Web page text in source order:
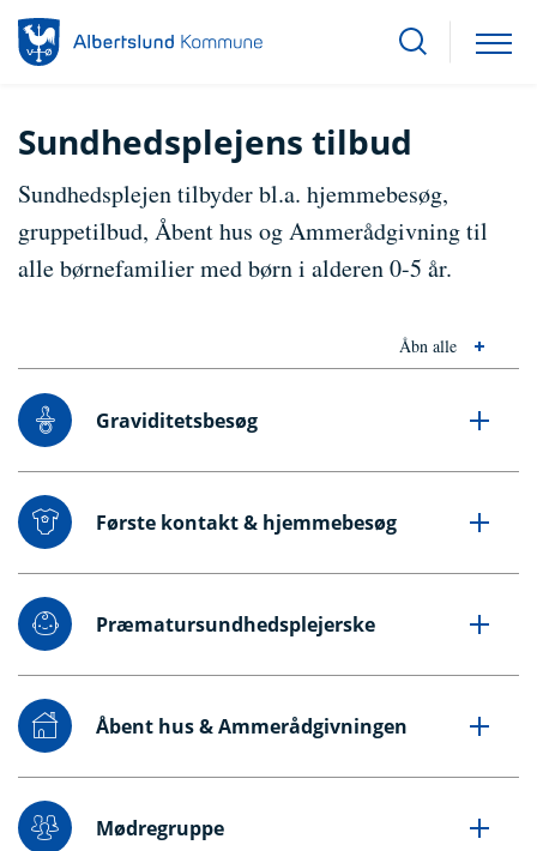
Sundhedsplejens tilbud
Sundhedsplejen tilbyder bl.a. hjemmebesøg,
gruppetilbud, Åbent hus og Ammerådgivning til
alle børnefamilier med børn i alderen 0-5 år.
Åbn alle
Graviditetsbesøg
Første kontakt & hjemmebesøg
Præmatursundhedsplejerske
Åbent hus & Ammerådgivningen
Mødregruppe